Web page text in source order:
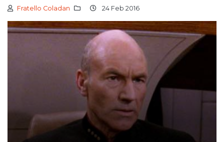
Fratello Coladan 24 Feb 2016